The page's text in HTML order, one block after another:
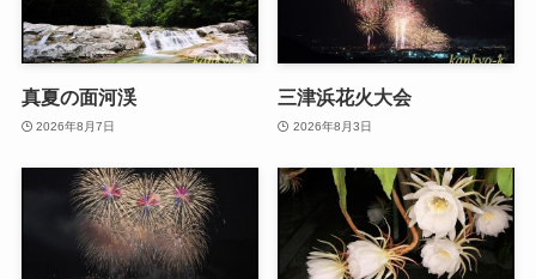
真夏の面河渓
2026年8月7日
三津浜花火大会
2026年8月3日